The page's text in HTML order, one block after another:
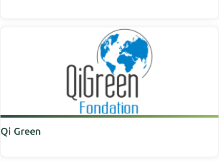
Qi Green